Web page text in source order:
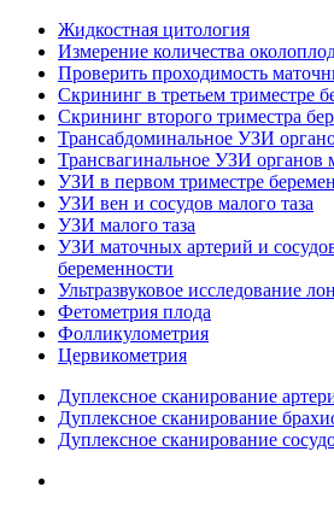
Жидкостная цитология
Измерение количества
Проверить проходимость
Скрининг в третьем триместре
Скрининг второго триместра
Трансабдоминальное УЗИ
Трансвагинальное УЗИ органов
УЗИ в первом триместре
УЗИ вен и сосудов малого таза
УЗИ малого таза
УЗИ маточных артерий и
беременности
Ультразвуковое исследование
Фетометрия плода
Фолликулометрия
Цервикометрия
Дуплексное сканирование
Дуплексное сканирование
Дуплексное сканирование